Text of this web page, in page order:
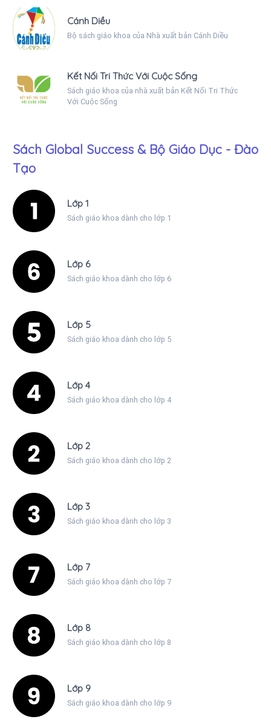
Cánh Diều
Bộ sách giáo khoa của Nhà xuất bản Cánh Diều
Kết Nối Tri Thức Với Cuộc Sống
Sách giáo khoa của nhà xuất bản Kết Nối Tri Thức
Với Cuộc Sống
Sách Global Success & Bộ Giáo Dục - Đào
Tạo
Lớp 1
Sách giáo khoa dành cho lớp 1
Lớp 6
Sách giáo khoa dành cho lớp 6
Lớp 5
Sách giáo khoa dành cho lớp 5
Lớp 4
Sách giáo khoa dành cho lớp 4
Lớp 2
Sách giáo khoa dành cho lớp 2
Lớp 3
Sách giáo khoa dành cho lớp 3
Lớp 7
Sách giáo khoa dành cho lớp 7
Lớp 8
Sách giáo khoa dành cho lớp 8
Lớp 9
Sách giáo khoa dành cho lớp 9